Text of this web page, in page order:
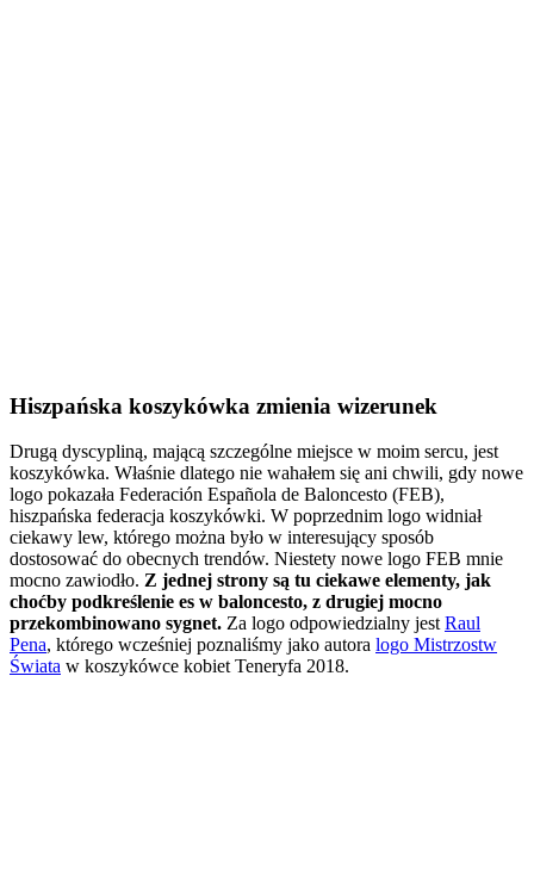
Hiszpańska koszykówka zmienia wizerunek
Drugą dyscypliną, mającą szczególne miejsce w moim sercu, jest
koszykówka. Właśnie dlatego nie wahałem się ani chwili, gdy nowe
logo pokazała Federación Española de Baloncesto (FEB),
hiszpańska federacja koszykówki. W poprzednim logo widniał
ciekawy lew, którego można było w interesujący sposób
dostosować do obecnych trendów. Niestety nowe logo FEB mnie
mocno zawiodło. Z jednej strony są tu ciekawe elementy, jak
choćby podkreślenie es w baloncesto, z drugiej mocno
przekombinowano sygnet. Za logo odpowiedzialny jest Raul
Pena, którego wcześniej poznaliśmy jako autora logo Mistrzostw
Świata w koszykówce kobiet Teneryfa 2018.